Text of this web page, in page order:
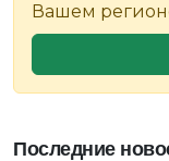
Вашем
Последние